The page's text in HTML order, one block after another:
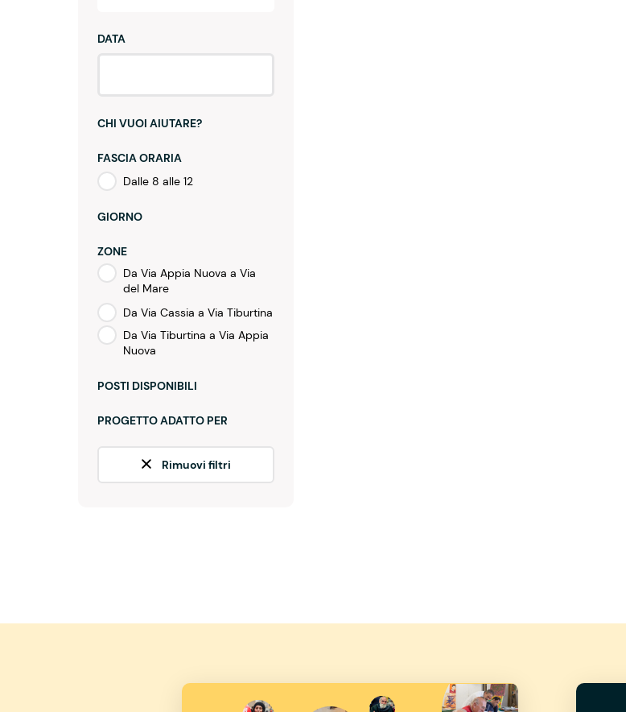
DATA
CHI VUOI AIUTARE?
FASCIA ORARIA
Dalle 8 alle 12
GIORNO
ZONE
Da Via Appia Nuova a Via
del Mare
Da Via Cassia a Via Tiburtina
Da Via Tiburtina a Via Appia
Nuova
POSTI DISPONIBILI
PROGETTO ADATTO PER
Rimuovi filtri